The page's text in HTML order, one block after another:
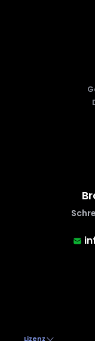
Lizenz